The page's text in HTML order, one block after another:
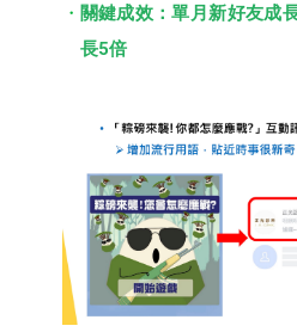
關鍵成效：單月新好友成
長5倍